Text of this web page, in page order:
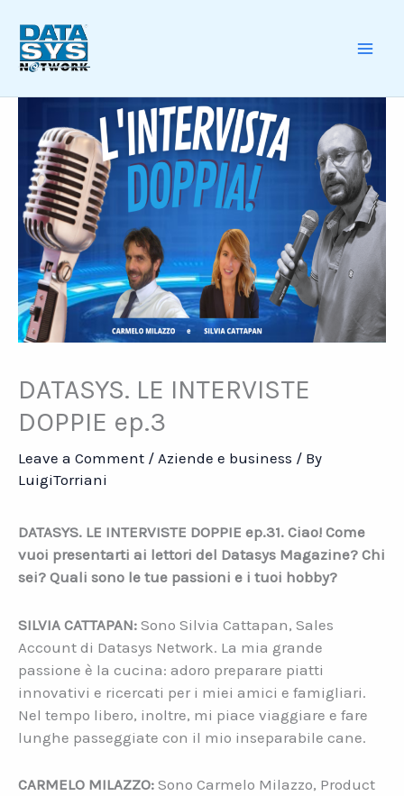
content
DATASYS. LE INTERVISTE
DOPPIE ep.3
Leave a Comment / Aziende e business / By
LuigiTorriani
DATASYS. LE INTERVISTE DOPPIE ep.31. Ciao! Come
vuoi presentarti ai lettori del Datasys Magazine? Chi
sei? Quali sono le tue passioni e i tuoi hobby?
SILVIA CATTAPAN: Sono Silvia Cattapan, Sales
Account di Datasys Network. La mia grande
passione è la cucina: adoro preparare piatti
innovativi e ricercati per i miei amici e famigliari.
Nel tempo libero, inoltre, mi piace viaggiare e fare
lunghe passeggiate con il mio inseparabile cane.
CARMELO MILAZZO: Sono Carmelo Milazzo, Product